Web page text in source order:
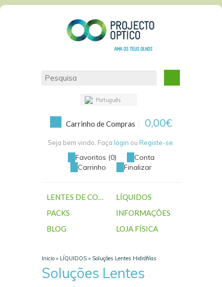
Português
Carrinho de Compras 0,00€
Seja bem vindo. Faça login ou Registe-se
Favoritos (0)
Conta
Carrinho
Finalizar
LENTES DE CONTACTO
LÍQUIDOS
PACKS
INFORMAÇÕES
BLOG
LOJA FÍSICA
Inicio » LÍQUIDOS » Soluções Lentes Hidrófilas
Soluções Lentes